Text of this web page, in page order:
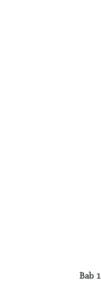
Bab 1